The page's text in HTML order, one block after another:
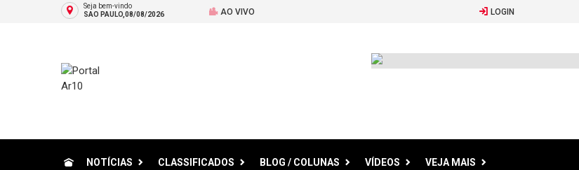
Seja bem-vindo
SAO PAULO,08/08/2026
AO VIVO LOGIN
NOTÍCIAS CLASSIFICADOS BLOG / COLUNAS VÍDEOS VEJA MAIS